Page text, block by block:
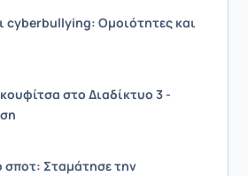
cyberbullying: Ομοιότητες και
στο Διαδίκτυο 3 -
σποτ: Σταμάτησε την